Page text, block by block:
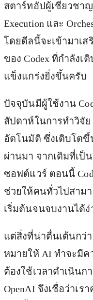
สตาร์ทอัปผู้เชี่ยวชา
Execution และ
โดยดีลนี้จะเข้ามาเ
ของ Codex ที่กำลังเ
แข็งแกร่งยิ่งขึ้นครับ
ปัจจุบันมีผู้ใช้งาน
สัปดาห์ในการทำวิจั
อัตโนมัติ ซึ่งเติบโตขึ้
ผ่านมา จากเดิมที่เป็
ซอฟต์แวร์ ตอนนี้
ช่วยให้คนทั่วไปสาม
เริ่มต้นจนจบงานได้
แต่สิ่งที่น่าตื่นเต้นกว่
หมายให้ AI ทำจะมี
ต้องใช้เวลาดำเนินก
OpenAI จึงเชื่อว่าเร